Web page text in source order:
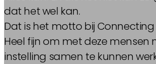
dat het wel kan.
Dat is het motto bij Connecting
Heel fijn om met deze mensen
instelling samen te kunnen